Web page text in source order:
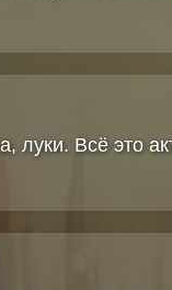
луки. Всё это